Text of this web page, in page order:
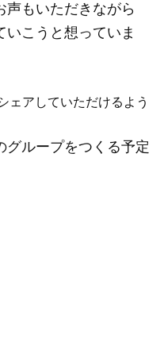
声もいただきながら
いこうと想っていま
ェアしていただけるよう
グループをつくる予定